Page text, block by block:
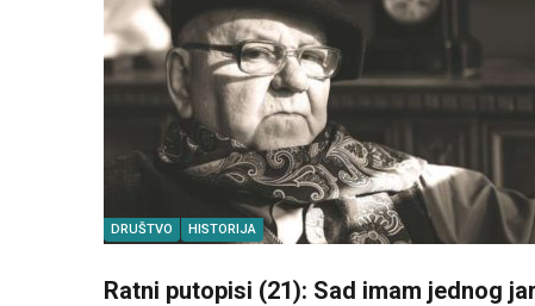
DRUŠTVO HISTORIJA
Ratni putopisi (21): Sad imam jednog